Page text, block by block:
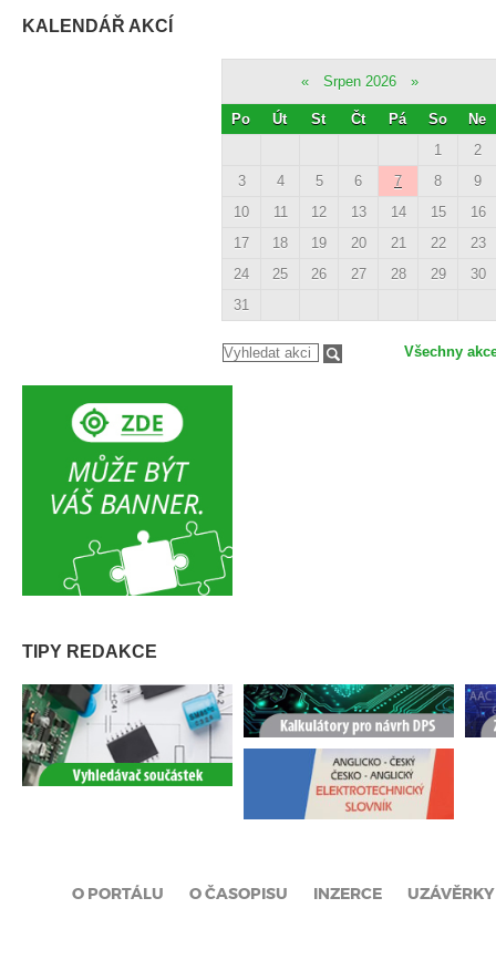
KALENDÁŘ AKCÍ
« Srpen 2026 »
Po Út St Čt Pá So
Ne
1
2
3
4 5 6 7 8
9
10
11 12 13 14 15
16
17
18 19 20 21 22
23
24
25 26 27 28 29
30
31
Všechny
TIPY REDAKCE
O PORTÁLU O ČASOPISU INZERCE UZÁVĚRKY